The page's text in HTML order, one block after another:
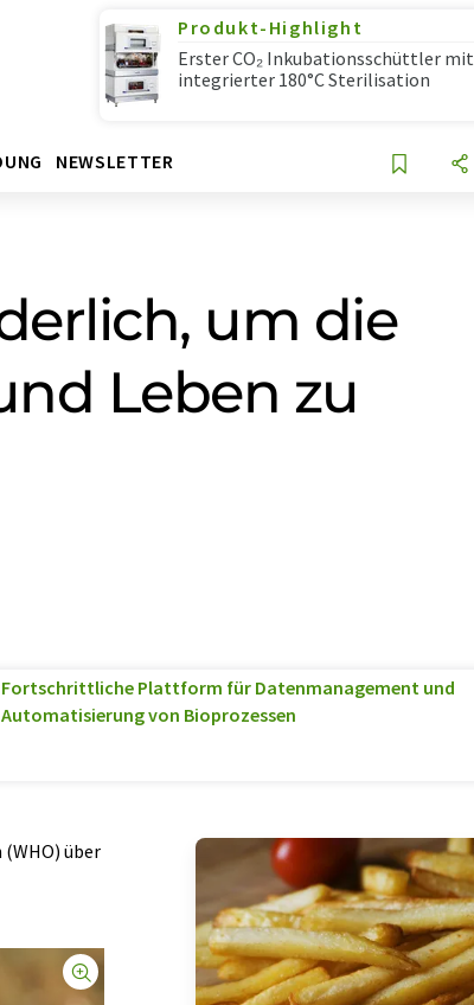
Produkt-Highlight
Erster CO₂ Inkubationsschüttler mit
integrierter 180°C Sterilisation
NEWSLETTER
um die
Leben zu
Fortschrittliche Plattform für Datenmanagement und
Automatisierung von Bioprozessen
über